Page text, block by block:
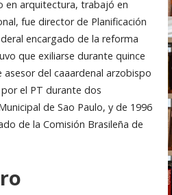
en arquitectura, trabajó en
fue director de Planificación
encargado de la reforma
que exiliarse durante quince
asesor del caaardenal arzobispo
el PT durante dos
de Sao Paulo, y de 1996
de la Comisión Brasileña de